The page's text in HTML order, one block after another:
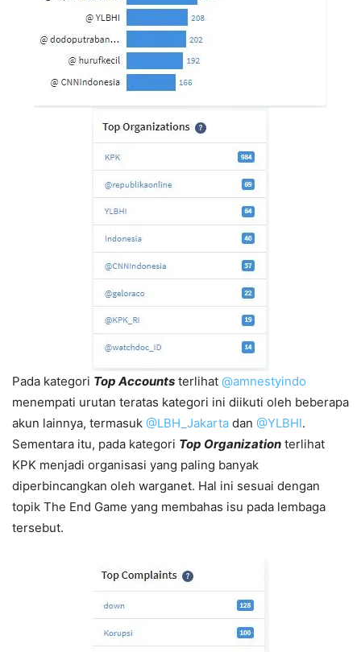
Pada kategori Top Accounts terlihat @amnestyindo
menempati urutan teratas kategori ini diikuti oleh beberapa
akun lainnya, termasuk @LBH_Jakarta dan @YLBHI.
Sementara itu, pada kategori Top Organization terlihat
KPK menjadi organisasi yang paling banyak
diperbincangkan oleh warganet. Hal ini sesuai dengan
topik The End Game yang membahas isu pada lembaga
tersebut.